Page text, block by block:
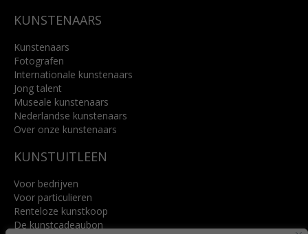
KUNSTENAARS
Kunstenaars
Fotografen
Internationale kunstenaars
Jong talent
Museale kunstenaars
Nederlandse kunstenaars
Over onze kunstenaars
KUNSTUITLEEN
Voor bedrijven
Voor particulieren
Renteloze kunstkoop
De kunstcadeaubon